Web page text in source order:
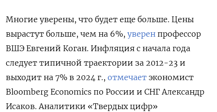
Многие уверены, что будет еще больше. Цены
вырастут больше, чем на 6%, уверен профессор
ВШЭ Евгений Коган. Инфляция с начала года
следует типичной траектории за 2012-23 и
выходит на 7% в 2024 г., отмечает экономист
Bloomberg Economics по России и СНГ Александр
Исаков. Аналитики «Твердых цифр»